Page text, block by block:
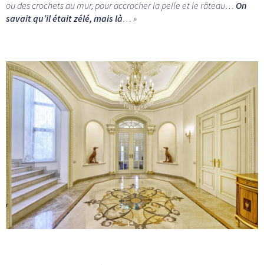
ou des crochets au mur, pour accrocher la pelle et le râteau… On
savait qu’il était zélé, mais là… »